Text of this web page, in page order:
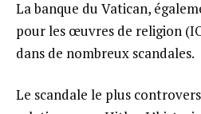
La banque du Vatican,
pour les œuvres de religion
dans de nombreux scandales.
Le scandale le plus